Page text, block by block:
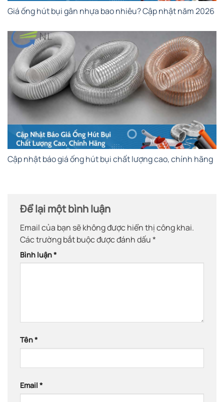
Giá ống hút bụi gân nhựa bao nhiêu? Cập nhật năm 2026
Cập nhật báo giá ống hút bụi chất lượng cao, chính hãng
Để lại một bình luận
Email của bạn sẽ không được hiển thị công khai.
Các trường bắt buộc được đánh dấu*
Bình luận*
Tên*
Email *